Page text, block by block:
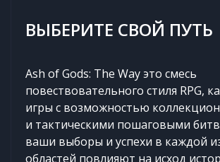
ВЫБЕРИТЕ СВОЙ ПУТЬ
Ash of Gods: The Way это смесь
повествовательного стиля RPG,
игры с возможностью
и тактическими пошаговыми
ваши выборы и успехи в каждой
областей повлияют на исход